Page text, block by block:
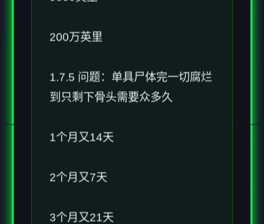
200万英里
1.7.5 问题：单具尸体完一切腐烂
到只剩下骨头需要众多久
1个月又14天
2个月又7天
3个月又21天